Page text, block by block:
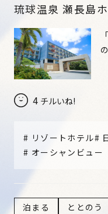
琉球温泉 瀬長島
4 チルいね!
# リゾートホテル#
# オーシャンビュー
泊まる ととのう